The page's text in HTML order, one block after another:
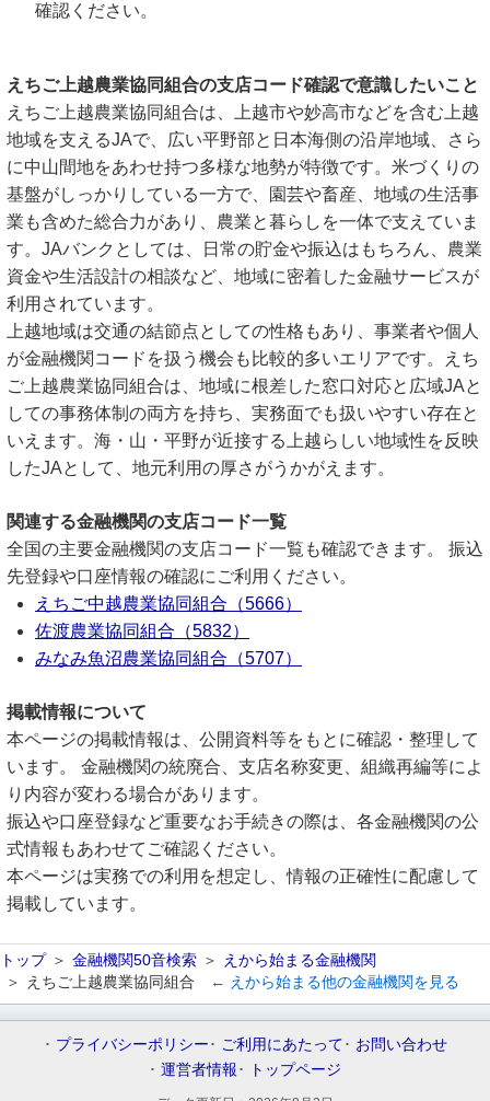
確認ください。
えちご上越農業協同組合の支店コード確認で意識したいこと
えちご上越農業協同組合は、上越市や妙高市などを含む上越
地域を支えるJAで、広い平野部と日本海側の沿岸地域、さら
に中山間地をあわせ持つ多様な地勢が特徴です。米づくりの
基盤がしっかりしている一方で、園芸や畜産、地域の生活事
業も含めた総合力があり、農業と暮らしを一体で支えていま
す。JAバンクとしては、日常の貯金や振込はもちろん、農業
資金や生活設計の相談など、地域に密着した金融サービスが
利用されています。
上越地域は交通の結節点としての性格もあり、事業者や個人
が金融機関コードを扱う機会も比較的多いエリアです。えち
ご上越農業協同組合は、地域に根差した窓口対応と広域JAと
しての事務体制の両方を持ち、実務面でも扱いやすい存在と
いえます。海・山・平野が近接する上越らしい地域性を反映
したJAとして、地元利用の厚さがうかがえます。
関連する金融機関の支店コード一覧
全国の主要金融機関の支店コード一覧も確認できます。 振込
先登録や口座情報の確認にご利用ください。
えちご中越農業協同組合（5666）
佐渡農業協同組合（5832）
みなみ魚沼農業協同組合（5707）
掲載情報について
本ページの掲載情報は、公開資料等をもとに確認・整理して
います。 金融機関の統廃合、支店名称変更、組織再編等によ
り内容が変わる場合があります。
振込や口座登録など重要なお手続きの際は、各金融機関の公
式情報もあわせてご確認ください。
本ページは実務での利用を想定し、情報の正確性に配慮して
掲載しています。
トップ 金融機関50音検索
えから始まる金融機関
えちご上越農業協同組合
← えから始まる他の金融機関を見る
プライバシーポリシー ご利用にあたって
お問い合わせ
運営者情報
トップページ